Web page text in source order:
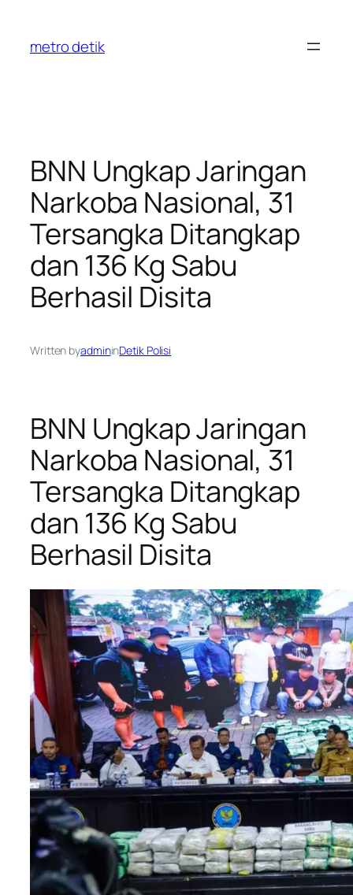
content
metro detik
BNN Ungkap Jaringan
Narkoba Nasional, 31
Tersangka Ditangkap
dan 136 Kg Sabu
Berhasil Disita
Written byadmininDetik Polisi
BNN Ungkap Jaringan
Narkoba Nasional, 31
Tersangka Ditangkap
dan 136 Kg Sabu
Berhasil Disita